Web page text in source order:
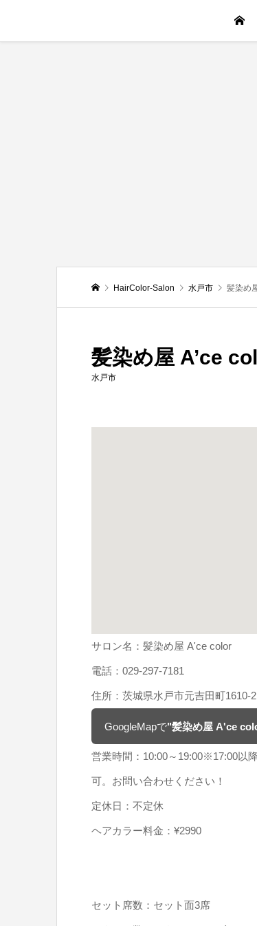
HairColor-Salon 水戸市 髪染め
髪染め屋 A’ce
水戸市
サロン名：髪染め屋 A'ce color
電話：029-297-7181
住所：茨城県水戸市元吉田町1610-
GoogleMapで"髪染め屋 A'ce
営業時間：10:00～19:00※17:00以
可。お問い合わせください！
定休日：不定休
ヘアカラー料金：¥2990
セット席数：セット面3席